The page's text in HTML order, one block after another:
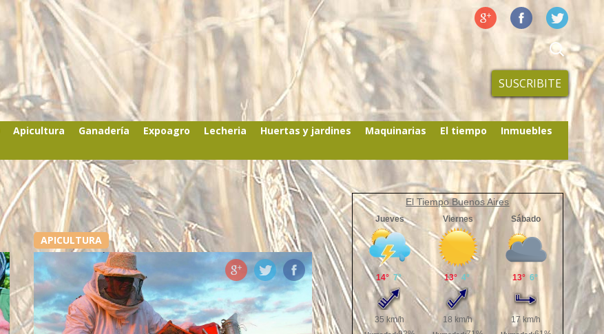
SUSCRIBITE
Apicultura Ganadería Expoagro Lecheria Huertas y jardines Maquinarias El tiempo
Inmuebles
APICULTURA
El Tiempo Buenos Aires